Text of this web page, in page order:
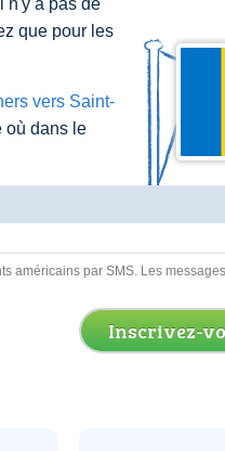
n'y a pas de
que pour les
vers Saint-
où dans le
américains par SMS. Les
Inscrivez-